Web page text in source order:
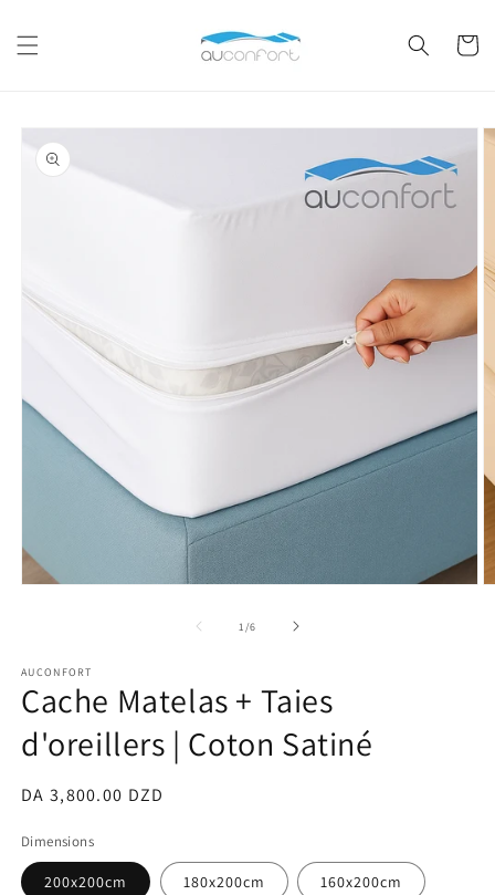
content
Cart
Skip to
product
information
1 /of
6
AUCONFORT
Cache Matelas + Taies
d'oreillers | Coton Satiné
Regular
DA 3,800.00 DZD
Dimensions
200x200cm 180x200cm 160x200cm